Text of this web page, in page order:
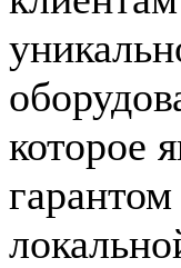
которое